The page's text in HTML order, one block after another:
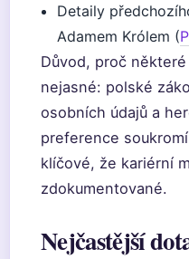
Detaily
Adamem Królem (
Důvod, proč
nejasné: polské
osobních údajů a
preference
klíčové, že kariérní
zdokumentované.
Nejčastější